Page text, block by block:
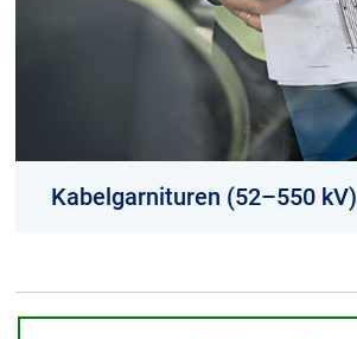
Kabelgarnituren (52–550 kV)